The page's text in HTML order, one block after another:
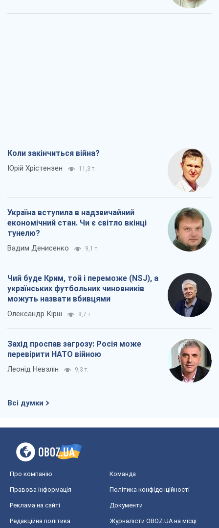
Коли закінчиться війна?
Юрій Хрістензен 11,3 т.
Україна вступила в надзвичайний
економічний стан. Чи є світло вкінці
тунелю?
Вадим Денисенко 9,1 т.
Чий буде Крим, той і переможе (NSJ), а
українських футбольних чиновників
можуть назвати вбивцями
Олександр Кірш 8,7 т.
Захід проспав загрозу: Росія може
перевірити НАТО війною
Леонід Невзлін 9,3 т.
Всі думки
Про компанію Команда
Правова інформація Політика конфіденційності
Реклама на сайті Документи
Редакційна політика
Журналісти OBOZ.UA на місці